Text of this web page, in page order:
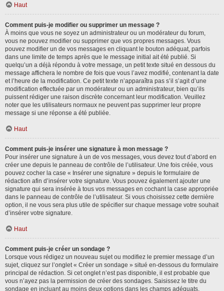
Haut
Comment puis-je modifier ou supprimer un message ?
À moins que vous ne soyez un administrateur ou un modérateur du forum,
vous ne pouvez modifier ou supprimer que vos propres messages. Vous
pouvez modifier un de vos messages en cliquant le bouton adéquat, parfois
dans une limite de temps après que le message initial ait été publié. Si
quelqu’un a déjà répondu à votre message, un petit texte situé en dessous du
message affichera le nombre de fois que vous l’avez modifié, contenant la date
et l’heure de la modification. Ce petit texte n’apparaîtra pas s’il s’agit d’une
modification effectuée par un modérateur ou un administrateur, bien qu’ils
puissent rédiger une raison discrète concernant leur modification. Veuillez
noter que les utilisateurs normaux ne peuvent pas supprimer leur propre
message si une réponse a été publiée.
Haut
Comment puis-je insérer une signature à mon message ?
Pour insérer une signature à un de vos messages, vous devez tout d’abord en
créer une depuis le panneau de contrôle de l’utilisateur. Une fois créée, vous
pouvez cocher la case « Insérer une signature » depuis le formulaire de
rédaction afin d’insérer votre signature. Vous pouvez également ajouter une
signature qui sera insérée à tous vos messages en cochant la case appropriée
dans le panneau de contrôle de l’utilisateur. Si vous choisissez cette dernière
option, il ne vous sera plus utile de spécifier sur chaque message votre souhait
d’insérer votre signature.
Haut
Comment puis-je créer un sondage ?
Lorsque vous rédigez un nouveau sujet ou modifiez le premier message d’un
sujet, cliquez sur l’onglet « Créer un sondage » situé en-dessous du formulaire
principal de rédaction. Si cet onglet n’est pas disponible, il est probable que
vous n’ayez pas la permission de créer des sondages. Saisissez le titre du
sondage en incluant au moins deux options dans les champs adéquats,